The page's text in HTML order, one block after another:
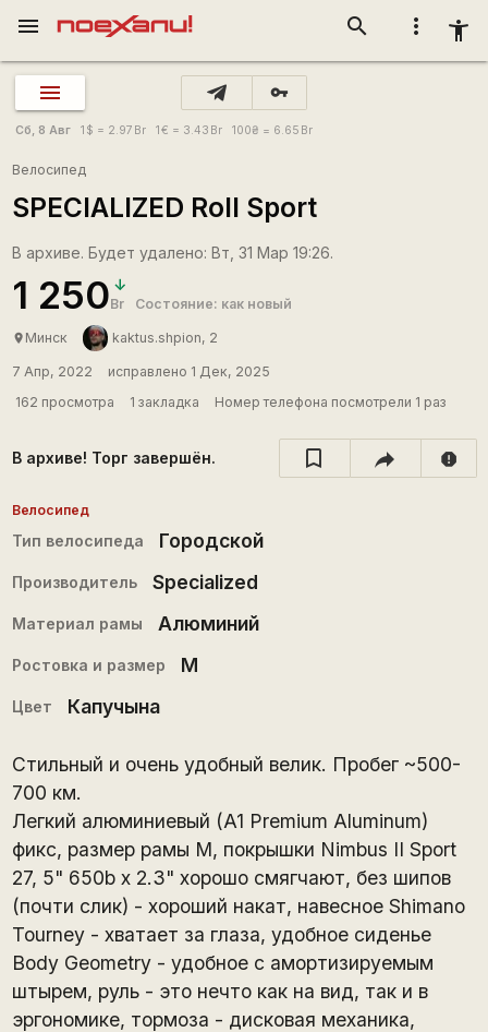
more_vert accessibility_new
search
menu
vpn_key
Сб, 8 Авг 1 $ = 2.97 Br 1€ = 3.43 Br 100₴ = 6.65 Br
Велосипед
SPECIALIZED Roll Sport
В архиве. Будет удалено: Вт, 31 Мар 19:26.
1 250Br Состояние: как новый
place Минск kaktus.shpion, 2
7 Апр, 2022
исправлено 1 Дек, 2025
162 просмотра
1 закладка Номер телефона посмотрели 1 раз
В архиве! Торг завершён. report
Велосипед
Тип велосипеда Городской
Производитель Specialized
Материал рамы Алюминий
Ростовка и размер M
Цвет Капучына
Стильный и очень удобный велик. Пробег ~500-
700 км.
Легкий алюминиевый (A1 Premium Aluminum)
фикс, размер рамы М, покрышки Nimbus II Sport
27, 5" 650b x 2.3" хорошо смягчают, без шипов
(почти слик) - хороший накат, навесное Shimano
Tourney - хватает за глаза, удобное сиденье
Body Geometry - удобное с амортизируемым
штырем, руль - это нечто как на вид, так и в
эргономике, тормоза - дисковая механика,